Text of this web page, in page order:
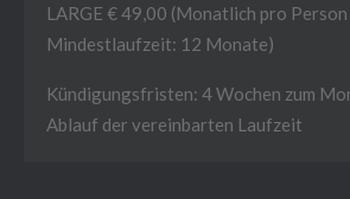
LARGE € 49,00 (Monatlich pro
Mindestlaufzeit: 12 Monate)
Kündigungsfristen: 4 Wochen zum
Ablauf der vereinbarten Laufzeit